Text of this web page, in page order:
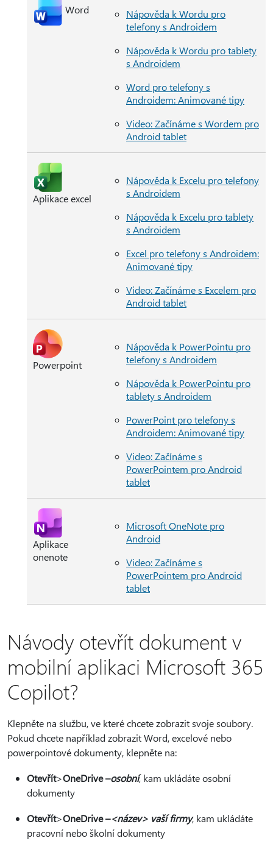
Word
Nápověda k Wordu pro
telefony s Androidem
Nápověda k Wordu pro tablety
s Androidem
Word pro telefony s
Androidem: Animované tipy
Video: Začínáme s Wordem pro
Android tablet
Aplikace excel
Nápověda k Excelu pro telefony
s Androidem
Nápověda k Excelu pro tablety
s Androidem
Excel pro telefony s Androidem:
Animované tipy
Video: Začínáme s Excelem pro
Android tablet
Powerpoint
Nápověda k PowerPointu pro
telefony s Androidem
Nápověda k PowerPointu pro
tablety s Androidem
PowerPoint pro telefony s
Androidem: Animované tipy
Video: Začínáme s
PowerPointem pro Android
tablet
Aplikace
onenote
Microsoft OneNote pro
Android
Video: Začínáme s
PowerPointem pro Android
tablet
Návody otevřít dokument v
mobilní aplikaci Microsoft 365
Copilot?
Klepněte na službu, ve které chcete zobrazit svoje soubory.
Pokud chcete například zobrazit Word, excelové nebo
powerpointové dokumenty, klepněte na:
Otevřít>OneDrive –osobní, kam ukládáte osobní
dokumenty
Otevřít>OneDrive –<název> vaší firmy, kam ukládáte
pracovní nebo školní dokumenty